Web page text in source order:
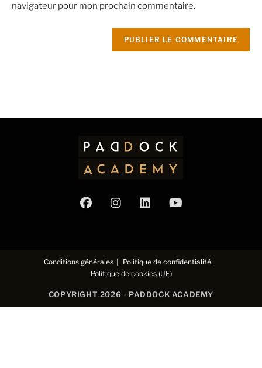
navigateur pour mon prochain commentaire.
Conditions générales
Politique de confidentialité
Politique de cookies (UE)
COPYRIGHT 2026 - PADDOCK ACADEMY